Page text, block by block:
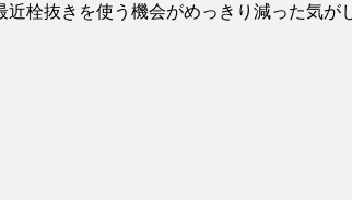
【中国】パト
栓抜きを使う機会がめっきり減った気